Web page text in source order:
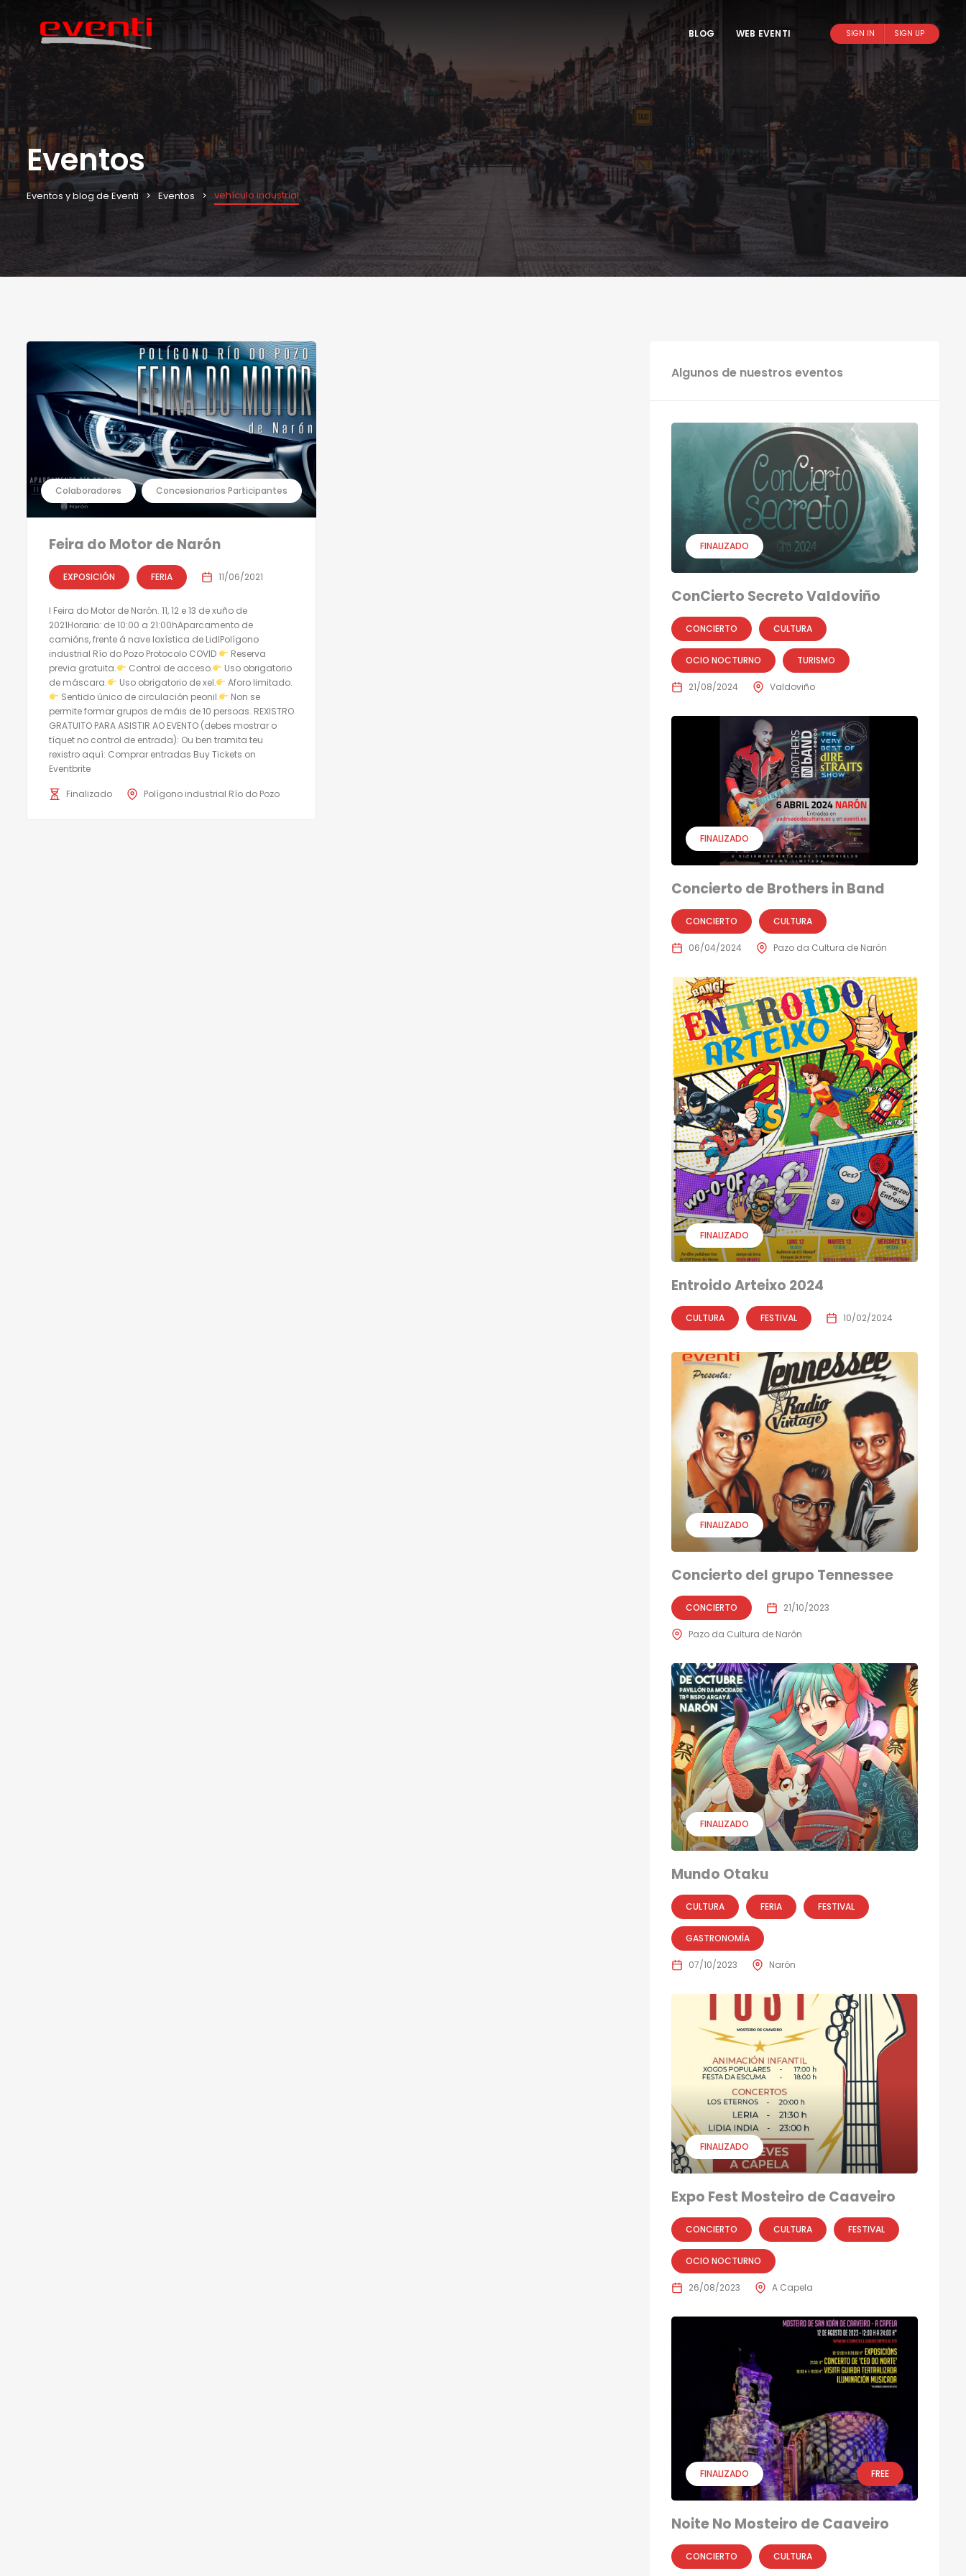
BLOG WEB EVENTI SIGN IN SIGN UP
Eventos
Eventos y blog de Eventi Eventos vehículo industrial
Concesionarios Participantes
Colaboradores
Feira do Motor de Narón
EXPOSICIÓN FERIA 11/06/2021
I Feira do Motor de Narón. 11, 12 e 13 de xuño de
2021Horario: de 10:00 a 21:00hAparcamento de
camións, frente á nave loxística de LidlPolígono
industrial Río do Pozo Protocolo COVID
Reserva
previa gratuita.
Control de acceso.
Uso obrigatorio
de máscara.
Uso obrigatorio de xel.
Aforo limitado.
Sentido único de circulación peonil.
Non se
permite formar grupos de máis de 10 persoas. REXISTRO
GRATUITO PARA ASISTIR AO EVENTO (debes mostrar o
tíquet no control de entrada): Ou ben tramita teu
rexistro aquí: Comprar entradas Buy Tickets on
Eventbrite
Finalizado Polígono industrial Río do Pozo
Algunos de nuestros eventos
FINALIZADO
ConCierto Secreto Valdoviño
CONCIERTO CULTURA
OCIO NOCTURNO TURISMO
21/08/2024 Valdoviño
FINALIZADO
Concierto de Brothers in Band
CONCIERTO CULTURA
06/04/2024 Pazo da Cultura de Narón
FINALIZADO
Entroido Arteixo 2024
CULTURA FESTIVAL 10/02/2024
FINALIZADO
Concierto del grupo Tennessee
CONCIERTO 21/10/2023
Pazo da Cultura de Narón
FINALIZADO
Mundo Otaku
CULTURA FERIA FESTIVAL
GASTRONOMÍA
07/10/2023 Narón
FINALIZADO
Expo Fest Mosteiro de Caaveiro
CONCIERTO CULTURA FESTIVAL
OCIO NOCTURNO
26/08/2023 A Capela
FINALIZADO FREE
Noite No Mosteiro de Caaveiro
CONCIERTO CULTURA